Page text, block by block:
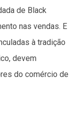
de Black
nas vendas. E
à tradição
devem
do comércio de